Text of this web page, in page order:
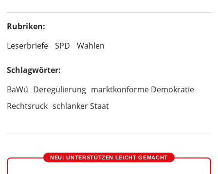
Rubriken:
Leserbriefe
SPD Wahlen
Schlagwörter:
BaWü Deregulierung marktkonforme Demokratie
Rechtsruck schlanker Staat
NEU: UNTERSTÜTZEN LEICHT GEMACHT